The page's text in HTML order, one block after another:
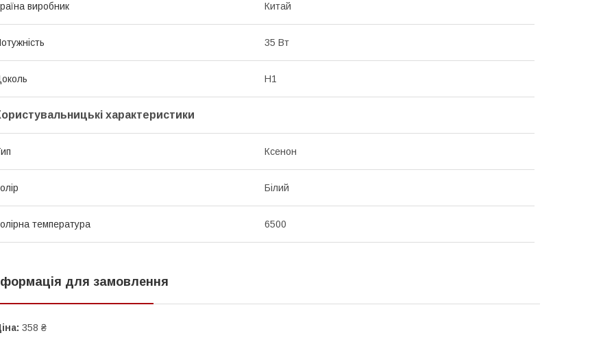
виробник Китай
35 Вт
H1
характеристики
Ксенон
Білий
температура 6500
для замовлення
358 ₴